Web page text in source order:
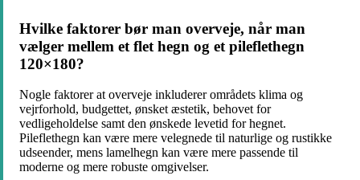
Hvilke faktorer bør man overveje, når man
vælger mellem et flet hegn og et pileflethegn
120×180?
Nogle faktorer at overveje inkluderer områdets klima og
vejrforhold, budgettet, ønsket æstetik, behovet for
vedligeholdelse samt den ønskede levetid for hegnet.
Pileflethegn kan være mere velegnede til naturlige og rustikke
udseender, mens lamelhegn kan være mere passende til
moderne og mere robuste omgivelser.